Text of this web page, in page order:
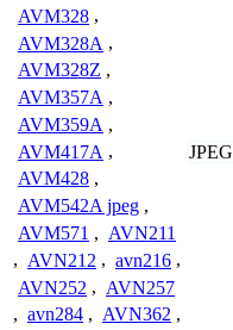
AVM328 ,
AVM328A ,
AVM328Z ,
AVM357A ,
AVM359A ,
AVM417A ,
AVM428 ,
AVM542A jpeg ,
AVM571 , AVN211
, AVN212 , avn216 ,
AVN252 , AVN257
, avn284 , AVN362 ,
JPEG